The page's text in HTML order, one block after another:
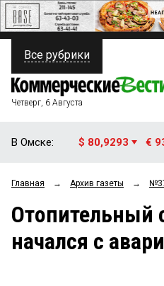
ПОЛИТИКА
ФИНАНСЫ
ОБЩЕСТВО
ЗАКОН
Все рубрики
Четверг, 6 Августа
В Омске: $ 80,9293 €
Главная → Архив газеты →
Отопительный
начался с